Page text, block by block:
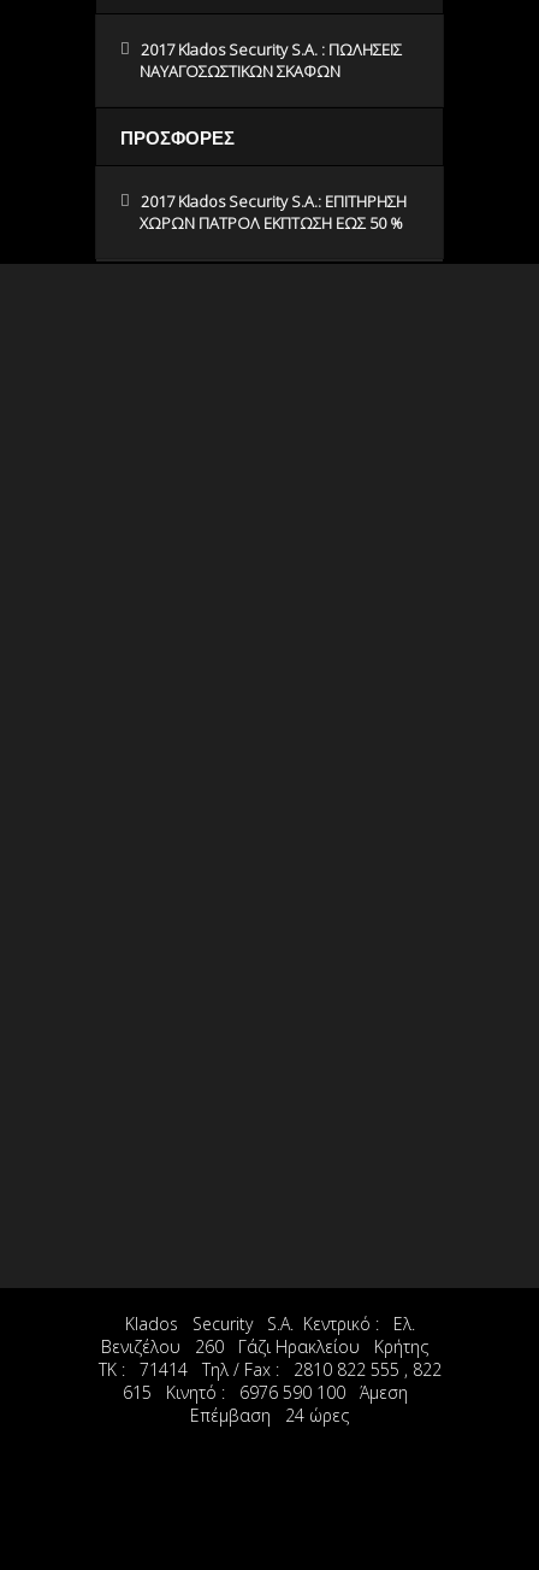
2017 Klados Security S.A. : ΠΩΛΗΣΕΙΣ
ΝΑΥΑΓΟΣΩΣΤΙΚΩΝ ΣΚΑΦΩΝ
ΠΡΟΣΦΟΡΕΣ
2017 Klados Security S.A.: ΕΠΙΤΗΡΗΣΗ
ΧΩΡΩΝ ΠΑΤΡΟΛ ΕΚΠΤΩΣΗ ΕΩΣ 50 %
Klados Security S.A. Κεντρικό : Ελ.
Βενιζέλου 260 Γάζι Ηρακλείου Κρήτης
ΤΚ : 71414 Τηλ / Fax : 2810 822 555 , 822
615 Κινητό : 6976 590 100 Άμεση
Επέμβαση 24 ώρες